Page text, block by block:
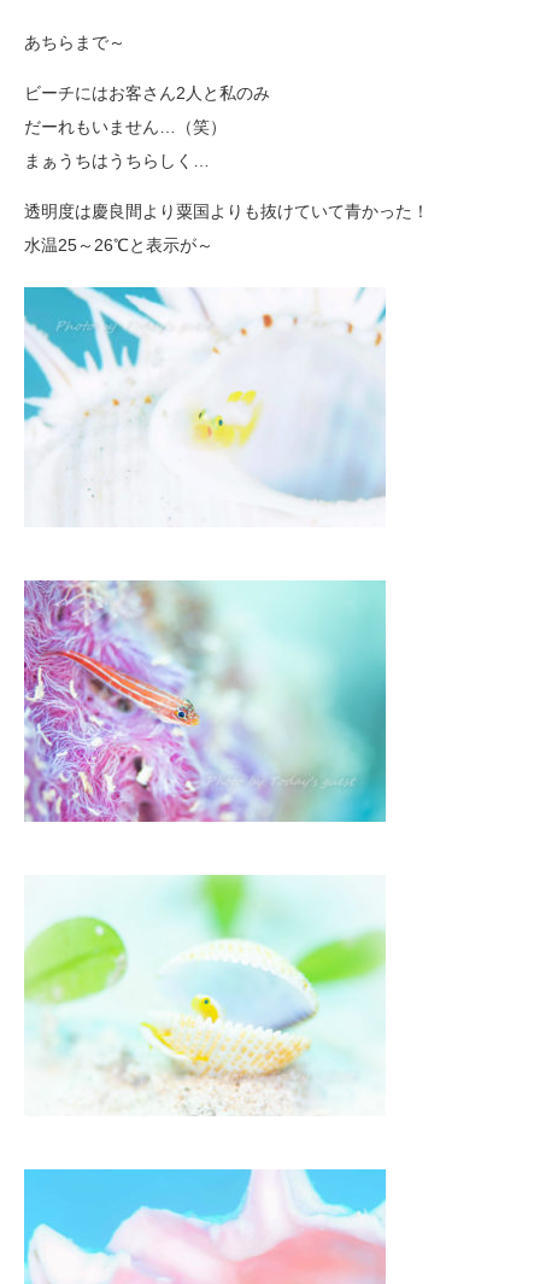
あちらまで～
ビーチにはお客さん2人と私のみ
だーれもいません…（笑）
まぁうちはうちらしく…
透明度は慶良間より粟国よりも抜けていて青かった！
水温25～26℃と表示が～